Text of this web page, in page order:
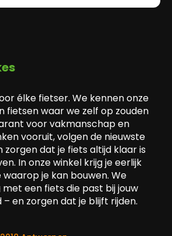
élke fietser. We kennen onze
fietsen waar we zelf op zouden
voor vakmanschap en
vooruit, volgen de nieuwste
zorgen dat je fiets altijd klaar is
In onze winkel krijg je eerlijk
je kan bouwen. We
een fiets die past bij jouw
– en zorgen dat je blijft rijden.